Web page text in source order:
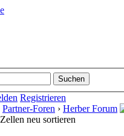
Registrieren
Partner-Foren › Herber Forum
neu sortieren